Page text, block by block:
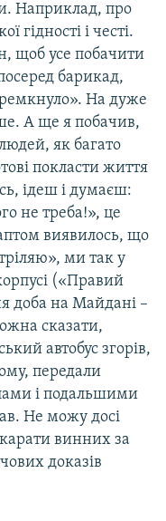
Наприклад, про
гідності і честі.
щоб усе побачити
барикад,
На дуже
А ще я побачив,
як багато
покласти життя
ідеш і думаєш:
не треба!», це
виявилось, що
ми так у
(«Правий
доба на Майдані –
сказати,
автобус згорів,
передали
і подальшими
Не можу досі
винних за
доказів